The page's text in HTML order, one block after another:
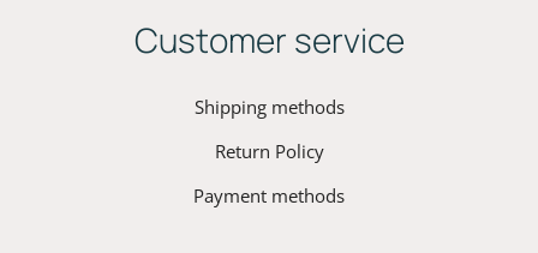
Customer service
Shipping methods
Return Policy
Payment methods